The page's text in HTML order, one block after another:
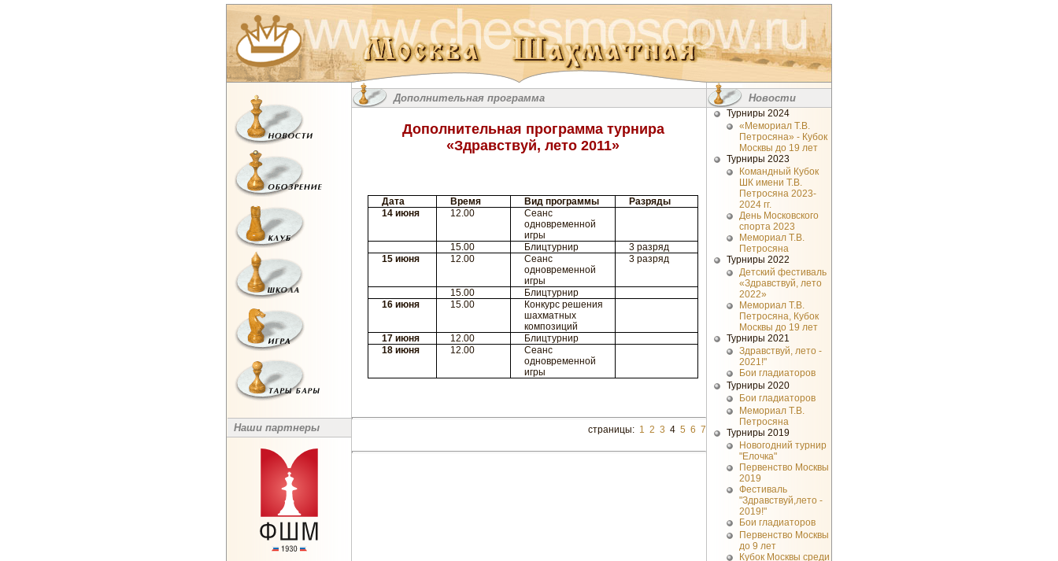
Наши партнеры
Дополнительная программа
Дополнительная программа турнира
«Здравствуй, лето 2011»
Дата Время Вид программы
Разряды
14 июня
12.00
Сеанс
одновременной
игры
15.00
Блицтурнир
3 разряд
15 июня
12.00
Сеанс
одновременной
игры
3 разряд
15.00
Блицтурнир
16 июня
15.00
Конкурс решения
шахматных
композиций
17 июня
12.00
Блицтурнир
18 июня
12.00
Сеанс
одновременной
игры
страницы: 1 2 3 4 5 6 7
Новости
Турниры 2024
«Мемориал Т.В.
Петросяна» - Кубок
Москвы до 19 лет
Турниры 2023
Командный Кубок
ШК имени Т.В.
Петросяна 2023-
2024 гг.
День Московского
спорта 2023
Мемориал Т.В.
Петросяна
Турниры 2022
Детский фестиваль
«Здравствуй, лето
2022»
Мемориал Т.В.
Петросяна, Кубок
Москвы до 19 лет
Турниры 2021
Здравствуй, лето -
2021!"
Бои гладиаторов
Турниры 2020
Бои гладиаторов
Мемориал Т.В.
Петросяна
Турниры 2019
Новогодний турнир
"Елочка"
Первенство Москвы
2019
Фестиваль
"Здравствуй,лето -
2019!"
Бои гладиаторов
Первенство Москвы
до 9 лет
Кубок Москвы среди